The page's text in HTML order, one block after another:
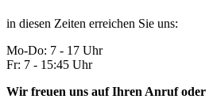
in diesen Zeiten erreichen Sie uns:
Mo-Do: 7 - 17 Uhr
Fr: 7 - 15:45 Uhr
Wir freuen uns auf Ihren Anruf oder